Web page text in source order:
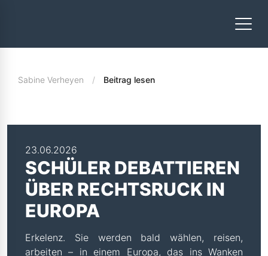
Sabine Verheyen Beitrag lesen
23.06.2026
SCHÜLER DEBATTIEREN
ÜBER RECHTSRUCK IN
EUROPA
Erkelenz. Sie werden bald wählen, reisen,
arbeiten – in einem Europa, das ins Wanken